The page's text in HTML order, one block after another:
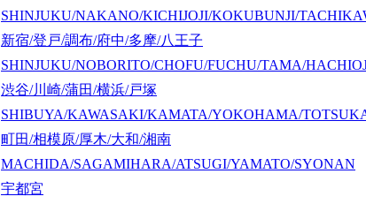
SHINJUKU/NAKANO/KICHIJOJI/KOKUBUNJI/
新宿/登戸/調布/府中/多摩/八王子
SHINJUKU/NOBORITO/CHOFU/FUCHU/TAMA/
渋谷/川崎/蒲田/横浜/戸塚
SHIBUYA/KAWASAKI/KAMATA/YOKOHAMA/
町田/相模原/厚木/大和/湘南
MACHIDA/SAGAMIHARA/ATSUGI/YAMATO/SYONAN
宇都宮